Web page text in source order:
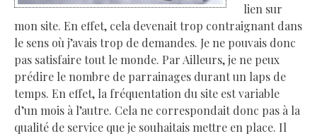
lien sur
mon site. En effet, cela devenait trop contraignant dans
le sens où j’avais trop de demandes. Je ne pouvais donc
pas satisfaire tout le monde. Par Ailleurs, je ne peux
prédire le nombre de parrainages durant un laps de
temps. En effet, la fréquentation du site est variable
d’un mois à l’autre. Cela ne correspondait donc pas à la
qualité de service que je souhaitais mettre en place. Il